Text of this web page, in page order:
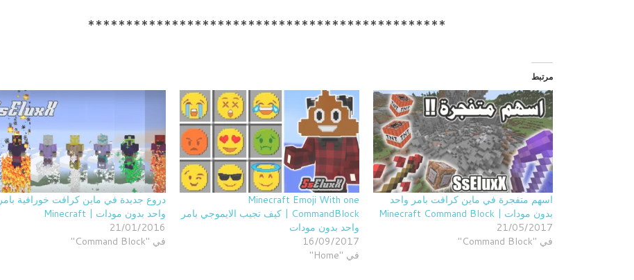
***********************************************
مرتبط
اسهم متفجرة في ماين كرافت بامر واحد
بدون مودات | Minecraft Command Block
21/05/2017
في "Command Block"
Minecraft Emoji With one
CommandBlock | كيف تجيب الايموجي بامر
واحد بدون مودات
16/09/2017
في "Home"
دروع جديدة في ماين كرافت خورافية بامر
واحد بدون مودات | Minecraft
21/01/2016
في "Command Block"